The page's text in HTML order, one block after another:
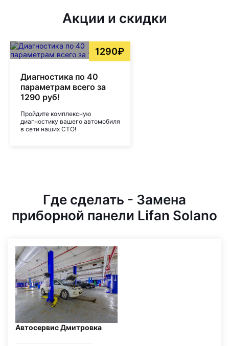
Акции и скидки
1290₽
Диагностика по 40
параметрам всего за
1290 руб!
Пройдите комплексную
диагностику вашего автомобиля
в сети наших СТО!
Где сделать - Замена
приборной панели Lifan Solano
Автосервис Дмитровка